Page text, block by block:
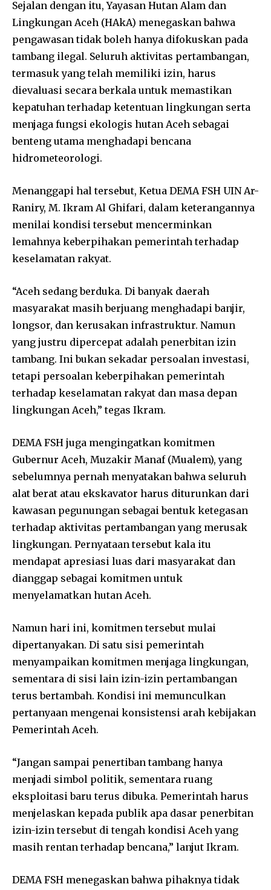
Sejalan dengan itu, Yayasan Hutan Alam dan
Lingkungan Aceh (HAkA) menegaskan bahwa
pengawasan tidak boleh hanya difokuskan pada
tambang ilegal. Seluruh aktivitas pertambangan,
termasuk yang telah memiliki izin, harus
dievaluasi secara berkala untuk memastikan
kepatuhan terhadap ketentuan lingkungan serta
menjaga fungsi ekologis hutan Aceh sebagai
benteng utama menghadapi bencana
hidrometeorologi.
Menanggapi hal tersebut, Ketua DEMA FSH UIN Ar-
Raniry, M. Ikram Al Ghifari, dalam keterangannya
menilai kondisi tersebut mencerminkan
lemahnya keberpihakan pemerintah terhadap
keselamatan rakyat.
“Aceh sedang berduka. Di banyak daerah
masyarakat masih berjuang menghadapi banjir,
longsor, dan kerusakan infrastruktur. Namun
yang justru dipercepat adalah penerbitan izin
tambang. Ini bukan sekadar persoalan investasi,
tetapi persoalan keberpihakan pemerintah
terhadap keselamatan rakyat dan masa depan
lingkungan Aceh,” tegas Ikram.
DEMA FSH juga mengingatkan komitmen
Gubernur Aceh, Muzakir Manaf (Mualem), yang
sebelumnya pernah menyatakan bahwa seluruh
alat berat atau ekskavator harus diturunkan dari
kawasan pegunungan sebagai bentuk ketegasan
terhadap aktivitas pertambangan yang merusak
lingkungan. Pernyataan tersebut kala itu
mendapat apresiasi luas dari masyarakat dan
dianggap sebagai komitmen untuk
menyelamatkan hutan Aceh.
Namun hari ini, komitmen tersebut mulai
dipertanyakan. Di satu sisi pemerintah
menyampaikan komitmen menjaga lingkungan,
sementara di sisi lain izin-izin pertambangan
terus bertambah. Kondisi ini memunculkan
pertanyaan mengenai konsistensi arah kebijakan
Pemerintah Aceh.
“Jangan sampai penertiban tambang hanya
menjadi simbol politik, sementara ruang
eksploitasi baru terus dibuka. Pemerintah harus
menjelaskan kepada publik apa dasar penerbitan
izin-izin tersebut di tengah kondisi Aceh yang
masih rentan terhadap bencana,” lanjut Ikram.
DEMA FSH menegaskan bahwa pihaknya tidak